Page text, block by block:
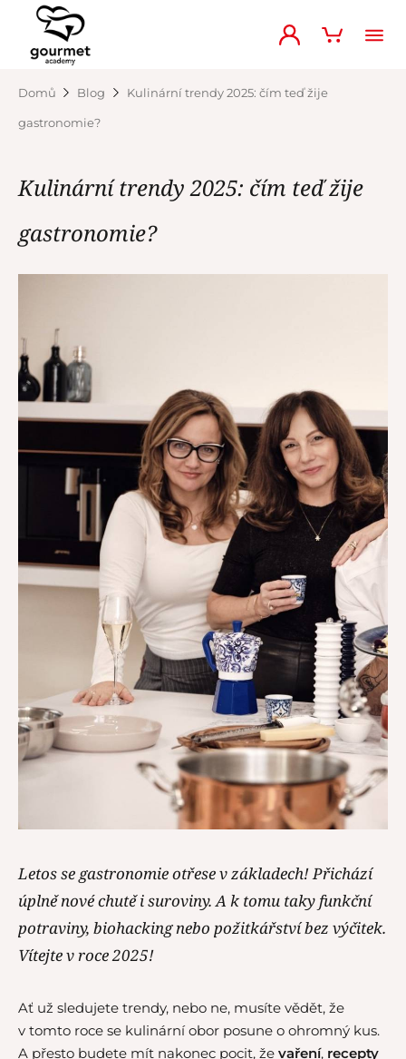
Domů Blog Kulinární trendy 2025: čím teď žije
gastronomie?
Kulinární trendy 2025: čím teď žije
gastronomie?
Letos se gastronomie otřese v základech! Přichází
úplně nové chutě i suroviny. A k tomu taky funkční
potraviny, biohacking nebo požitkářství bez výčitek.
Vítejte v roce 2025!
Ať už sledujete trendy, nebo ne, musíte vědět, že
v tomto roce se kulinární obor posune o ohromný kus.
A přesto budete mít nakonec pocit, že vaření, recepty